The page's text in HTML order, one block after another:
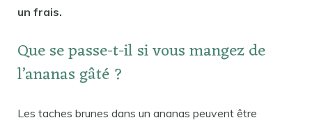
un frais.
Que se passe-t-il si vous mangez de
l’ananas gâté ?
Les taches brunes dans un ananas peuvent être